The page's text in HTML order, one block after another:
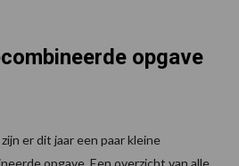
opgave
er dit jaar een paar kleine